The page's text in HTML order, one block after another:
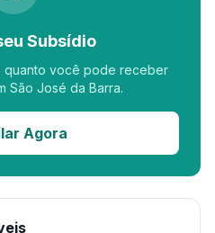
Subsídio
quanto você pode receber
São José da Barra.
Agora